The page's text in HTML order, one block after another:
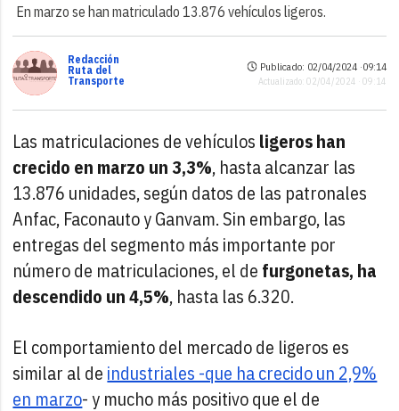
En marzo se han matriculado 13.876 vehículos ligeros.
Redacción
Ruta del
Transporte
Publicado: 02/04/2024 ·09:14
Actualizado: 02/04/2024 · 09:14
Las matriculaciones de vehículos ligeros han
crecido en marzo un 3,3%, hasta alcanzar las
13.876 unidades, según datos de las patronales
Anfac, Faconauto y Ganvam. Sin embargo, las
entregas del segmento más importante por
número de matriculaciones, el de furgonetas, ha
descendido un 4,5%, hasta las 6.320.
El comportamiento del mercado de ligeros es
similar al de industriales -que ha crecido un 2,9%
en marzo- y mucho más positivo que el de